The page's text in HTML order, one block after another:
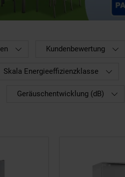
Kundenbewertung
Skala Energieeffizienzklasse
Geräuschentwicklung (dB)